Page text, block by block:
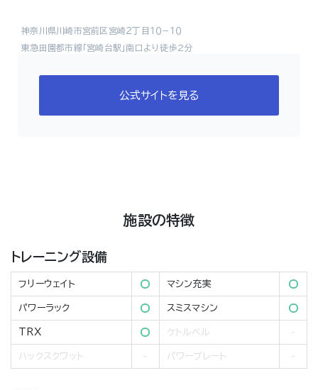
神奈川県川崎市宮前区宮崎２丁目１０−１０
東急田園都市線「宮崎台駅」南口より徒歩2分
公式サイトを見る
施設の特徴
トレーニング設備
フリーウェイト マシン充実
パワーラック スミスマシン
TRX ケトルベル
ハックスクワット パワープレート